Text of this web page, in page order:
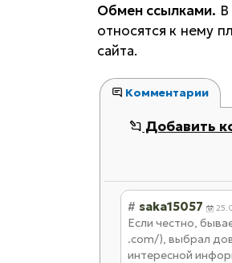
Обмен ссылками.
относятся к нему
сайта.
Комментарии
Добавить
# saka15057
Если честно,
.com/), выбрал
интересной